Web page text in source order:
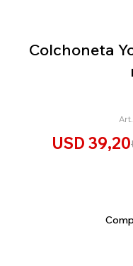
Colchoneta
USD 39,20